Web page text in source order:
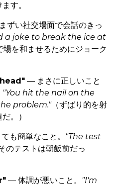
す。
ずい社交場面で会話のきっ
a joke to break the ice at
場を和ませるためにジョーク
— まさに正しいこと
"You hit the nail on the
problem."（ずばり的を射
。）
も簡単なこと。 "The test
のテストは朝飯前だっ
— 体調が悪いこと。 "I'm